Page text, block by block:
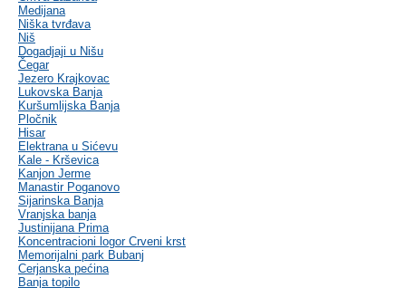
Medijana
Niška tvrđava
Niš
Dogadjaji u Nišu
Čegar
Jezero Krajkovac
Lukovska Banja
Kuršumlijska Banja
Pločnik
Hisar
Elektrana u Sićevu
Kale - Krševica
Kanjon Jerme
Manastir Poganovo
Sijarinska Banja
Vranjska banja
Justinijana Prima
Koncentracioni logor Crveni krst
Memorijalni park Bubanj
Cerjanska pećina
Banja topilo